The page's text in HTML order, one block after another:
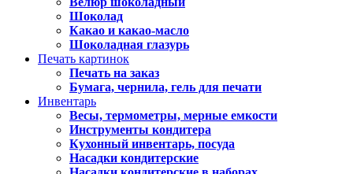
Шоколад
Какао и какао-масло
Шоколадная глазурь
Печать картинок
Печать на заказ
Бумага, чернила, гель для печати
Инвентарь
Весы, термометры, мерные емкости
Инструменты кондитера
Кухонный инвентарь, посуда
Насадки кондитерские